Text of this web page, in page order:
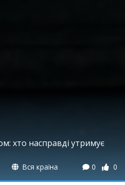
хто насправді утримує
Вся країна 0 0